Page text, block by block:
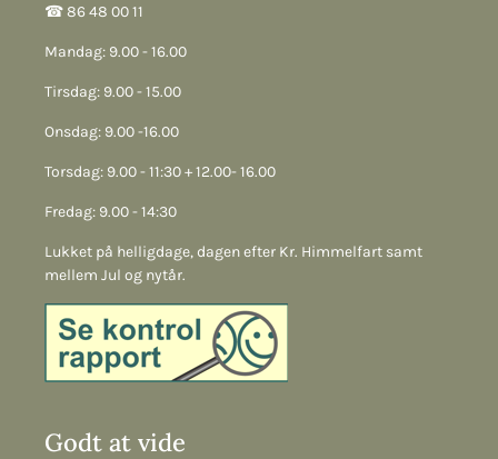
☎︎ 86 48 00 11
Mandag: 9.00 - 16.00
Tirsdag: 9.00 - 15.00
Onsdag: 9.00 -16.00
Torsdag: 9.00 - 11:30 + 12.00- 16.00
Fredag: 9.00 - 14:30
Lukket på helligdage, dagen efter Kr. Himmelfart samt
mellem Jul og nytår.
Godt at vide